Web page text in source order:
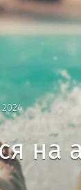
на